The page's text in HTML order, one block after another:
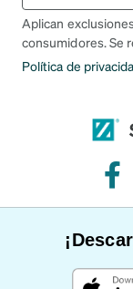
Aplican
consumidores. Se
Política de